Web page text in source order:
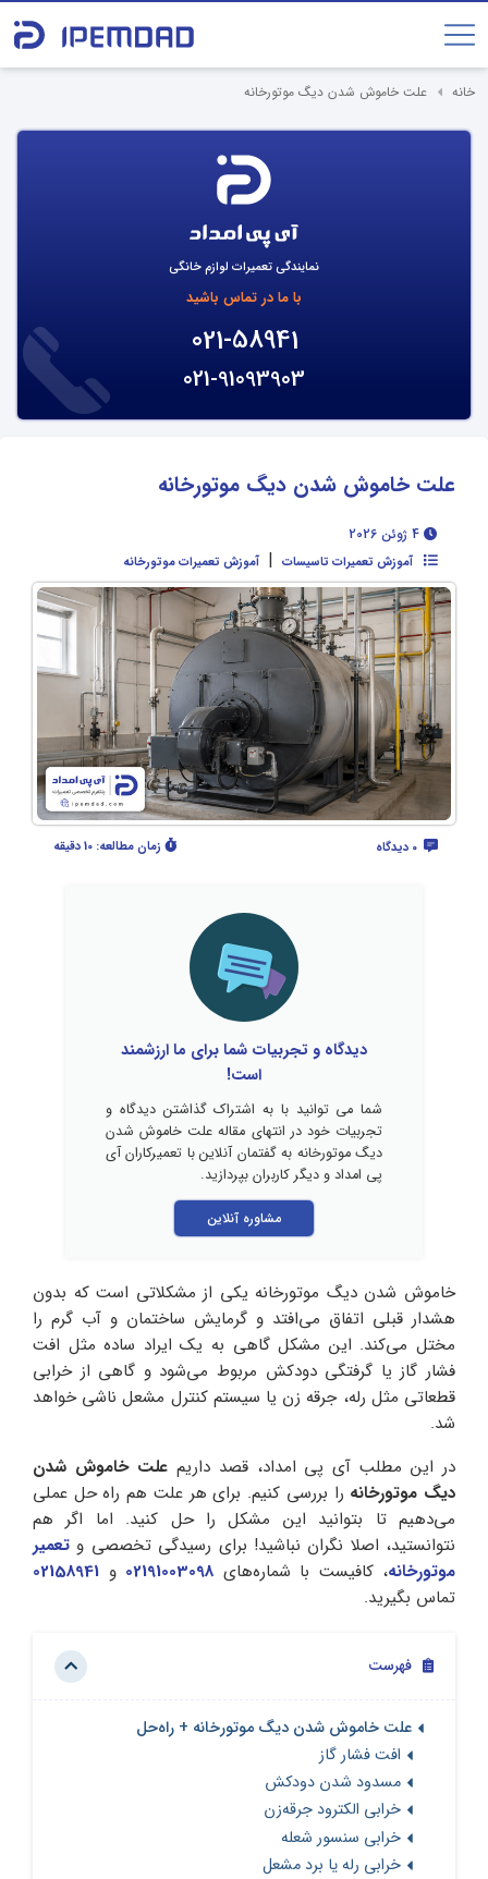
خانه علت خاموش شدن دیگ موتورخانه
نمایندگی تعمیرات لوازم خانگی
با ما در تماس باشید
021-58941
021-91093903
علت خاموش شدن دیگ موتورخانه
آموزش تعمیرات تاسیسات | آموزش تعمیرات موتورخانه
زمان مطالعه: 10 دقیقه
دیدگاه و تجربیات شما برای ما ارزشمند
است!
شما می توانید با به اشتراک گذاشتن دیدگاه و
تجربیات خود در انتهای مقاله علت خاموش شدن
دیگ موتورخانه به گفتمان آنلاین با تعمیرکاران آی
پی امداد و دیگر کاربران بپردازید.
مشاوره آنلاین
خاموش شدن دیگ موتورخانه یکی از مشکلاتی است که بدون
هشدار قبلی اتفاق می‌افتد و گرمایش ساختمان و آب گرم را
مختل می‌کند. این مشکل گاهی به یک ایراد ساده مثل افت
فشار گاز یا گرفتگی دودکش مربوط می‌شود و گاهی از خرابی
قطعاتی مثل رله، جرقه ‌زن یا سیستم کنترل مشعل ناشی خواهد
شد.
در این مطلب آی پی امداد، قصد داریمعلت خاموش شدن
دیگ موتورخانه را بررسی کنیم. برای هر علت هم راه حل عملی
می‌دهیم تا بتوانید این مشکل را حل کنید. اما اگر هم
نتوانستید، اصلا نگران نباشید! برای رسیدگی تخصصی و تعمیر
موتورخانه، کافیست با شماره‌های 02191003098 و 02158941
تماس بگیرید.
فهرست
علت خاموش شدن دیگ موتورخانه + راه‌حل
افت فشار گاز
مسدود شدن دودکش
خرابی الکترود جرقه‌زن
خرابی سنسور شعله
خرابی رله یا برد مشعل